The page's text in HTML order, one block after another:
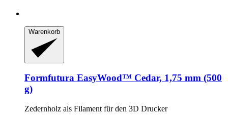
Warenkorb
Formfutura EasyWood™ Cedar, 1,75 mm (500
g)
Zedernholz als Filament für den 3D Drucker